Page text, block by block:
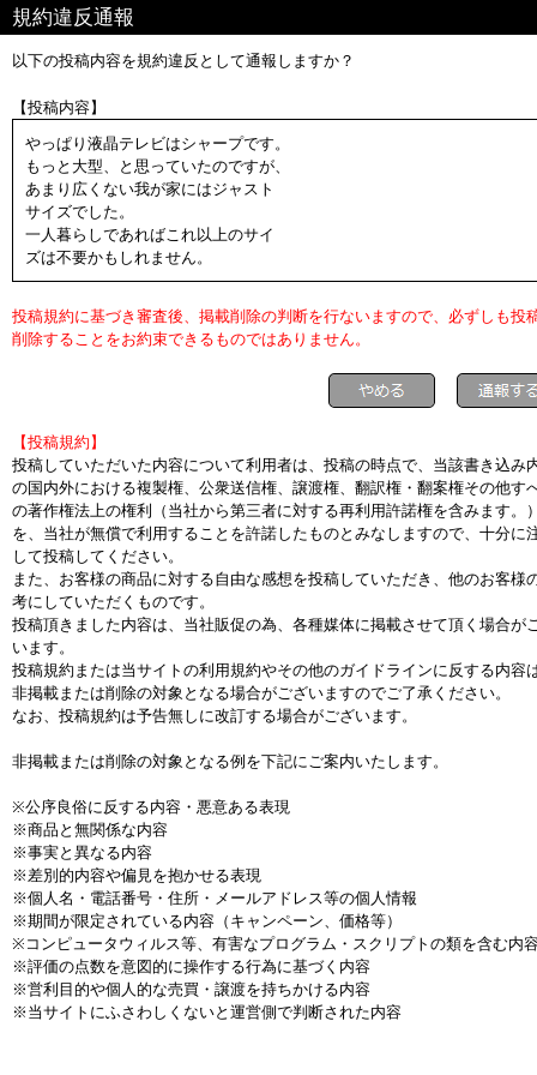
規約違反通報
以下の投稿内容を規約違反として通報しますか？
【投稿内容】
やっぱり液晶テレビはシャープです。
もっと大型、と思っていたのですが、
あまり広くない我が家にはジャスト
サイズでした。
一人暮らしであればこれ以上のサイ
ズは不要かもしれません。
投稿規約に基づき審査後、掲載削除の判断を行ないますので、必ずしも投
削除することをお約束できるものではありません。
【投稿規約】
投稿していただいた内容について利用者は、投稿の時点で、当該書き込み
の国内外における複製権、公衆送信権、譲渡権、翻訳権・翻案権その他す
の著作権法上の権利（当社から第三者に対する再利用許諾権を含みます。
を、当社が無償で利用することを許諾したものとみなしますので、十分に
して投稿してください。
また、お客様の商品に対する自由な感想を投稿していただき、他のお客様
考にしていただくものです。
投稿頂きました内容は、当社販促の為、各種媒体に掲載させて頂く場合が
います。
投稿規約または当サイトの利用規約やその他のガイドラインに反する内容
非掲載または削除の対象となる場合がございますのでご了承ください。
なお、投稿規約は予告無しに改訂する場合がございます。
非掲載または削除の対象となる例を下記にご案内いたします。
※公序良俗に反する内容・悪意ある表現
※商品と無関係な内容
※事実と異なる内容
※差別的内容や偏見を抱かせる表現
※個人名・電話番号・住所・メールアドレス等の個人情報
※期間が限定されている内容（キャンペーン、価格等）
※コンピュータウィルス等、有害なプログラム・スクリプトの類を含む内
※評価の点数を意図的に操作する行為に基づく内容
※営利目的や個人的な売買・譲渡を持ちかける内容
※当サイトにふさわしくないと運営側で判断された内容